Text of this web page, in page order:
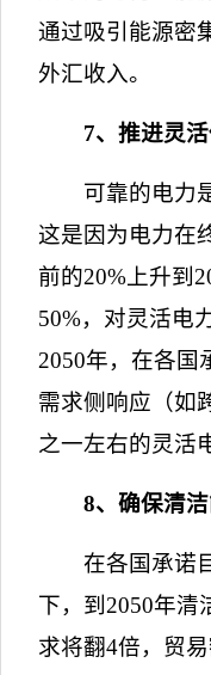
通过吸引能源密
外汇收入。
7、推进灵
可靠的电力
这是因为电力在
前的20% 上升到
50%，对灵活电
2050年，在各国
需求侧响应（如
之一左右的灵活
8、确保清
在各国承诺
下，到 2050年清
求将翻4倍，贸